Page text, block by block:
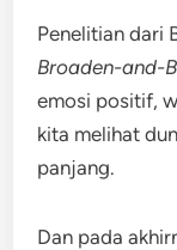
Penelitian dari
Broaden-and-
emosi positif,
kita melihat
panjang.
Dan pada